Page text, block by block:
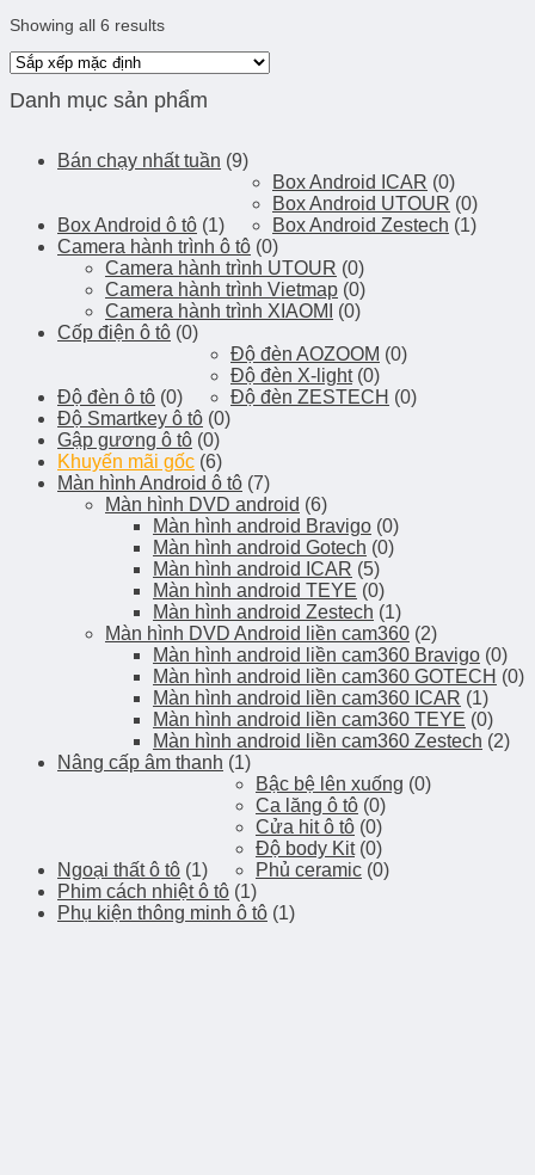
Showing all 6 results
Danh mục sản phẩm
Bán chạy nhất tuần (9)
Box Android ô tô (1)
Box Android ICAR (0)
Box Android UTOUR (0)
Box Android Zestech (1)
Camera hành trình ô tô (0)
Camera hành trình UTOUR (0)
Camera hành trình Vietmap (0)
Camera hành trình XIAOMI
(0)
Cốp điện ô tô (0)
Độ đèn ô tô (0)
Độ đèn AOZOOM (0)
Độ đèn X-light (0)
Độ đèn ZESTECH (0)
Độ Smartkey ô tô (0)
Gập gương ô tô (0)
Khuyến mãi gốc (6)
Màn hình Android ô tô (7)
Màn hình DVD android (6)
Màn hình android Bravigo (0)
Màn hình android Gotech (0)
Màn hình android ICAR (5)
Màn hình android TEYE (0)
Màn hình android Zestech (1)
Màn hình DVD Android liền cam360 (2)
Màn hình android liền cam360 Bravigo (0)
Màn hình android liền cam360 GOTECH (0)
Màn hình android liền cam360 ICAR (1)
Màn hình android liền cam360 TEYE (0)
Màn hình android liền cam360 Zestech (2)
Nâng cấp âm thanh (1)
Ngoại thất ô tô (1)
Bậc bệ lên xuống (0)
Ca lăng ô tô (0)
Cửa hit ô tô (0)
Độ body Kit (0)
Phủ ceramic (0)
Phim cách nhiệt ô tô (1)
Phụ kiện thông minh ô tô (1)